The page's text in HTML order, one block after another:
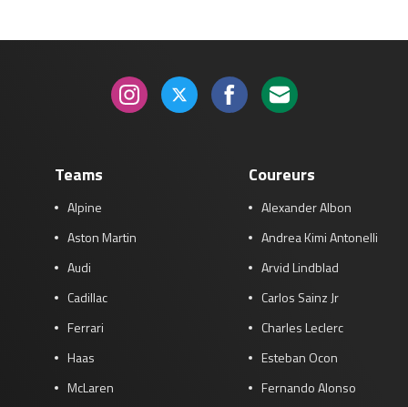
Teams
Alpine
Aston Martin
Audi
Cadillac
Ferrari
Haas
McLaren
Coureurs
Alexander Albon
Andrea Kimi Antonelli
Arvid Lindblad
Carlos Sainz Jr
Charles Leclerc
Esteban Ocon
Fernando Alonso